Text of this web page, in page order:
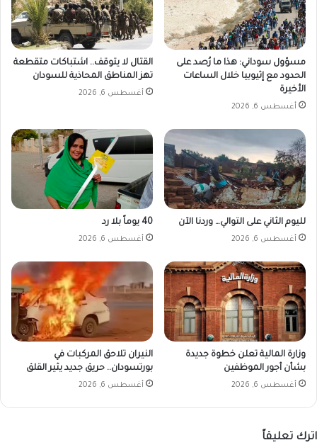
م
ب
ر
2
مسؤول سوداني: هذا ما رُصد على
الحدود مع إثيوبيا خلال الساعات
الأخيرة
أغسطس 6, 2026
القتال لا يتوقف.. اشتباكات متقطعة
تهز المناطق المحاذية للسودان
أغسطس 6, 2026
لليوم الثاني على التوالي… وردنا الآن
أغسطس 6, 2026
40 يوماً بلا رد
أغسطس 6, 2026
وزارة المالية تعلن خطوة جديدة
بشأن أجور الموظفين
أغسطس 6, 2026
النيران تلاحق المركبات في
بورتسودان.. حريق جديد يثير القلق
أغسطس 6, 2026
اترك تعليقاً